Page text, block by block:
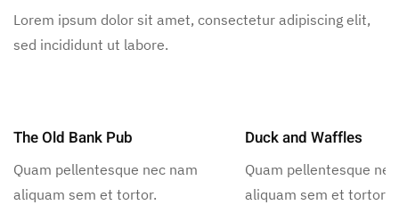
Lorem ipsum dolor sit amet, consectetur adipiscing elit,
sed incididunt ut labore.
The Old Bank Pub
Quam pellentesque nec nam
aliquam sem et tortor.
Duck and Waffles
Quam pellentesque
aliquam sem et tortor.